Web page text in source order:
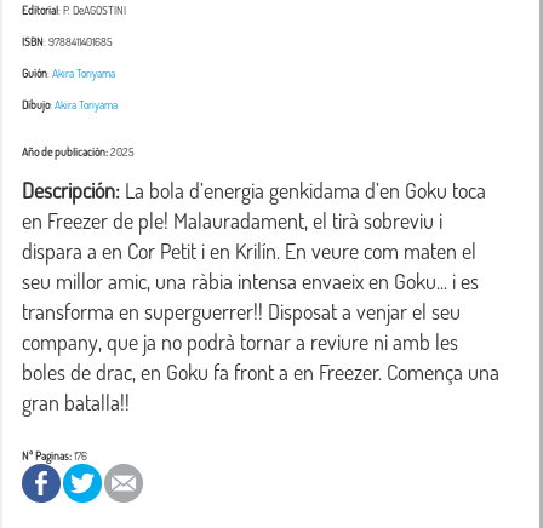
Editorial: P. DeAGOSTINI
ISBN: 9788411401685
Guión:Akira Toriyama
Dibujo:Akira Toriyama
Año de publicación:2025
Descripción: La bola d’energia genkidama d’en Goku toca
en Freezer de ple! Malauradament, el tirà sobreviu i
dispara a en Cor Petit i en Krilín. En veure com maten el
seu millor amic, una ràbia intensa envaeix en Goku... i es
transforma en superguerrer!! Disposat a venjar el seu
company, que ja no podrà tornar a reviure ni amb les
boles de drac, en Goku fa front a en Freezer. Comença una
gran batalla!!
Nº Paginas:176